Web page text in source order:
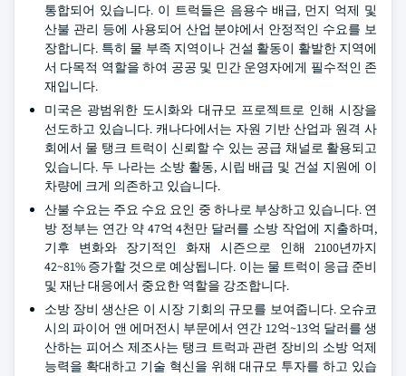
통합되어 있습니다. 이 트럭들은 음용수 배급, 먼지 억제 및
산불 관리 등에 사용되어 산업 분야에서 안정적인 수요를 보
장합니다. 특히 물 부족 지역이나 건설 활동이 활발한 지역에
서 다목적 역할을 하여 공공 및 민간 운영자에게 필수적인 존
재입니다.
미국은 광범위한 도시화와 대규모 프로젝트로 인해 시장을
선도하고 있습니다. 캐나다에서는 자원 기반 산업과 원격 사
회에서 물 탱크 트럭이 신뢰할 수 있는 공급 채널로 활용되고
있습니다. 두 나라는 소방 활동, 시립 배급 및 건설 지원에 이
차량에 크게 의존하고 있습니다.
산불 수요는 주요 수요 요인 중 하나로 부상하고 있습니다. 연
방 정부는 연간 약 47억 4천만 달러를 소방 작업에 지출하며,
기후 변화와 장기적인 화재 시즌으로 인해 2100년까지
42~81% 증가할 것으로 예상됩니다. 이는 물 트럭이 응급 준비
및 재난 대응에서 중요한 역할을 강조합니다.
소방 장비 생산은 이 시장 기회의 규모를 보여줍니다. 오슈코
시의 파이어 앤 에머전시 부문에서 연간 12억~13억 달러를 생
산하는 피어스 제조사는 탱크 트럭과 관련 장비의 소방 억제
능력을 확대하고 기술 혁신을 위해 대규모 투자를 하고 있습